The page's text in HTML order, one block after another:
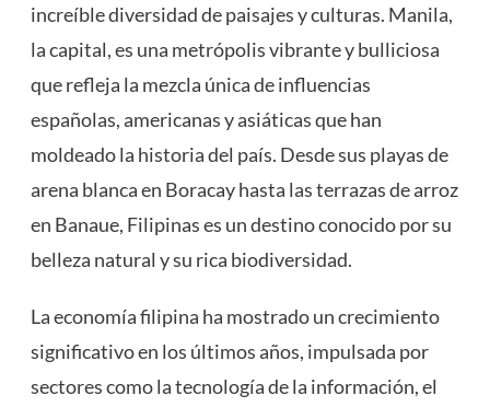
increíble diversidad de paisajes y culturas. Manila,
la capital, es una metrópolis vibrante y bulliciosa
que refleja la mezcla única de influencias
españolas, americanas y asiáticas que han
moldeado la historia del país. Desde sus playas de
arena blanca en Boracay hasta las terrazas de arroz
en Banaue, Filipinas es un destino conocido por su
belleza natural y su rica biodiversidad.
La economía filipina ha mostrado un crecimiento
significativo en los últimos años, impulsada por
sectores como la tecnología de la información, el